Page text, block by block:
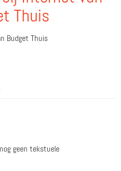
korting! Contractduur 24
te houden voor leuke dingen.
Thuis
Budget Thuis
geen tekstuele